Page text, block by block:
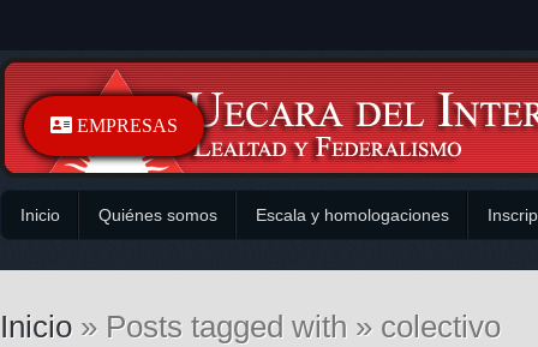
Inicio Quiénes somos Escala y homologaciones
Inicio » Posts tagged with » colectivo
EMPRESAS